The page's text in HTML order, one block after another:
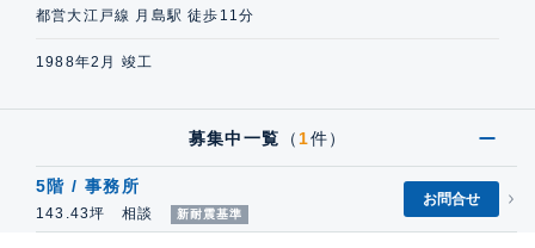
都営大江戸線 月島駅 徒歩11分
1988年2月 竣工
募集中一覧 （ 1件）
5階 / 事務所
143.43坪 相談 新耐震基準
お問合せ